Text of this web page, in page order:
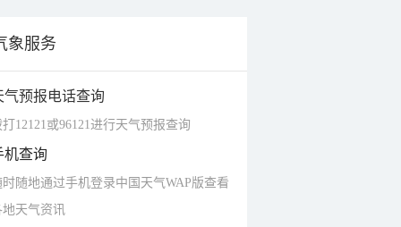
象服务
气预报电话查询
打12121或96121进行天气预报查询
机查询
时随地通过手机登录中国天气WAP版查看
地天气资讯